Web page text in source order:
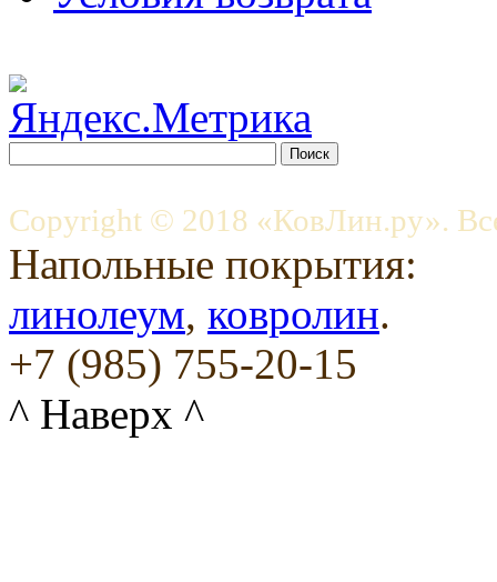
Copyright © 2018 «КовЛин.ру».
Напольные покрытия:
линолеум, ковролин.
+7 (985) 755-20-15
^ Наверх ^